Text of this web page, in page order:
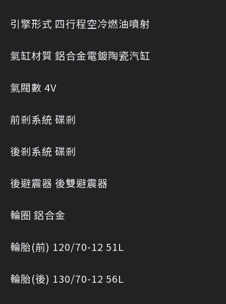
引擎形式 四行程空冷燃油噴射
氣缸材質 鋁合金電鍍陶瓷汽缸
氣閥數 4V
前剎系統 碟剎
後剎系統 碟剎
後避震器 後雙避震器
輪圈 鋁合金
輪胎(前) 120/70-12 51L
輪胎(後) 130/70-12 56L